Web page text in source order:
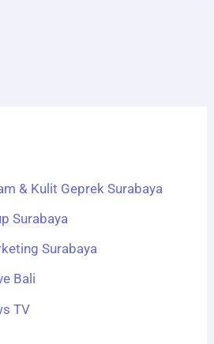
& Kulit Geprek Surabaya
Surabaya
Surabaya
Bali
TV